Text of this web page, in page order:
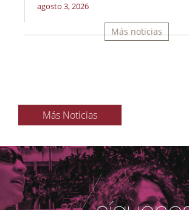
agosto 3, 2026
Más noticias
Más Noticias